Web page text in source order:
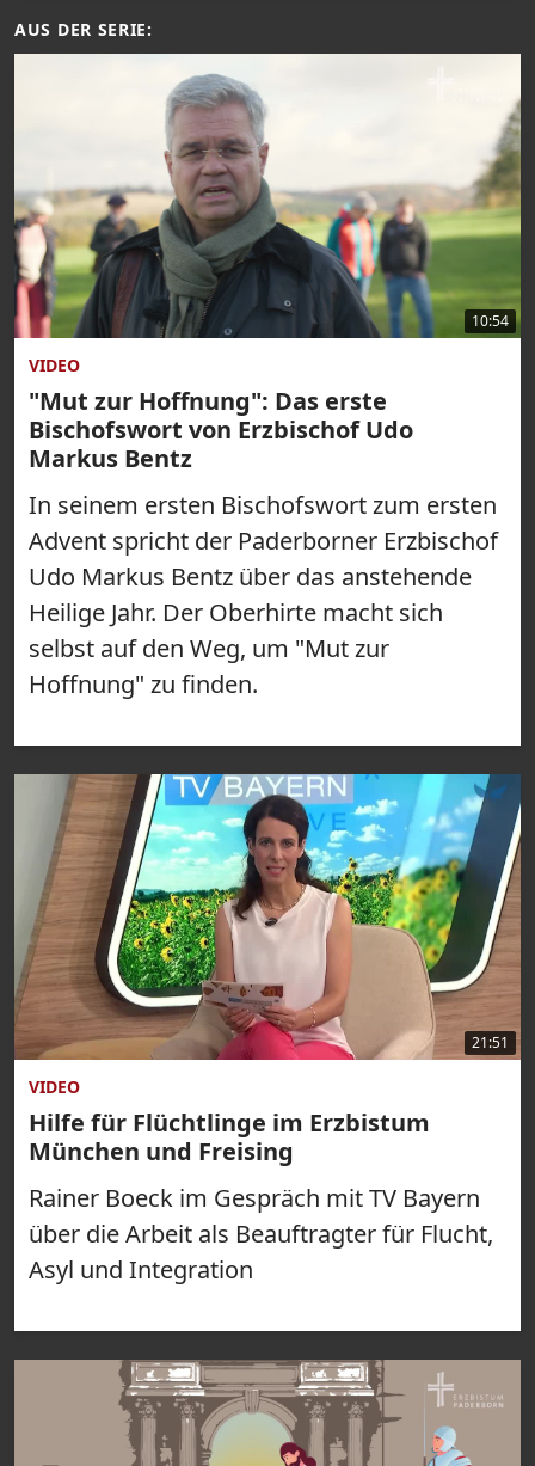
AUS DER SERIE:
10:54
VIDEO
"Mut zur Hoffnung": Das erste
Bischofswort von Erzbischof Udo
Markus Bentz
In seinem ersten Bischofswort zum ersten
Advent spricht der Paderborner Erzbischof
Udo Markus Bentz über das anstehende
Heilige Jahr. Der Oberhirte macht sich
selbst auf den Weg, um "Mut zur
Hoffnung" zu finden.
21:51
VIDEO
Hilfe für Flüchtlinge im Erzbistum
München und Freising
Rainer Boeck im Gespräch mit TV Bayern
über die Arbeit als Beauftragter für Flucht,
Asyl und Integration